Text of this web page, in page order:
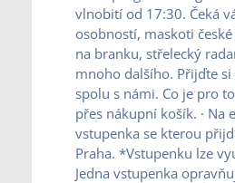
vlnobití od 17:30. Čeká
osobností, maskoti
na branku, střelecký
mnoho dalšího. Přijďte
spolu s námi. Co je pro
přes nákupní košík. · Na
vstupenka se kterou
Praha. *Vstupenku lze
Jedna vstupenka